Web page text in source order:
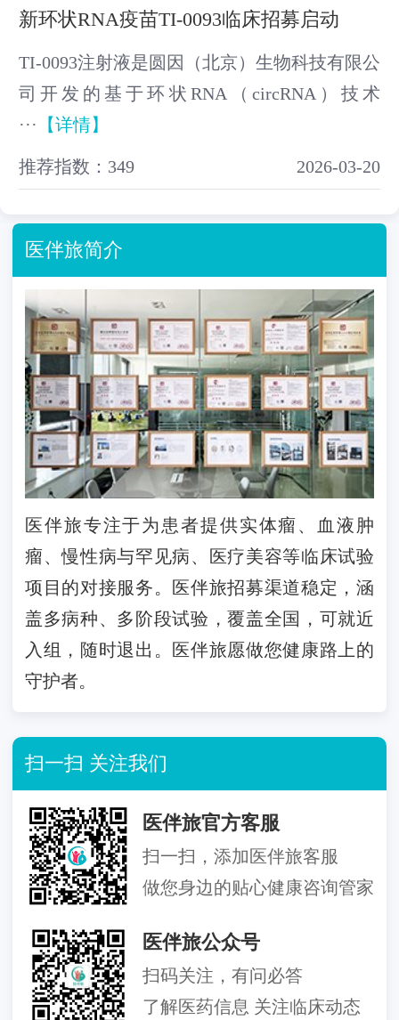
新环状RNA疫苗TI-0093临床招募启动
TI-0093注射液是圆因（北京）生物科技有限公
司开发的基于环状RNA（circRNA）技术
··· 【详情】
推荐指数：349 2026-03-20
医伴旅简介
医伴旅专注于为患者提供实体瘤、血液肿
瘤、慢性病与罕见病、医疗美容等临床试验
项目的对接服务。医伴旅招募渠道稳定，涵
盖多病种、多阶段试验，覆盖全国，可就近
入组，随时退出。医伴旅愿做您健康路上的
守护者。
扫一扫 关注我们
医伴旅官方客服
扫一扫，添加医伴旅客服
做您身边的贴心健康咨询管家
医伴旅公众号
扫码关注，有问必答
了解医药信息 关注临床动态